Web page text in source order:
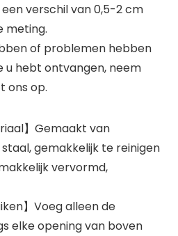
verschil van 0,5-2 cm
meting.
of problemen hebben
u hebt ontvangen, neem
ons op.
】Gemaakt van
gemakkelijk te reinigen
vervormd,
】Voeg alleen de
elke opening van boven